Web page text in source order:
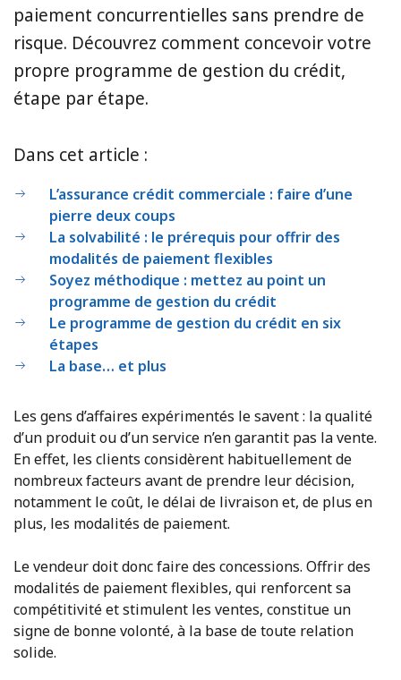
paiement concurrentielles sans prendre de
risque. Découvrez comment concevoir votre
propre programme de gestion du crédit,
étape par étape.
Dans cet article :
L’assurance crédit commerciale : faire d’une
pierre deux coups
La solvabilité : le prérequis pour offrir des
modalités de paiement flexibles
Soyez méthodique : mettez au point un
programme de gestion du crédit
Le programme de gestion du crédit en six
étapes
La base… et plus
Les gens d’affaires expérimentés le savent : la qualité
d’un produit ou d’un service n’en garantit pas la vente.
En effet, les clients considèrent habituellement de
nombreux facteurs avant de prendre leur décision,
notamment le coût, le délai de livraison et, de plus en
plus, les modalités de paiement.
Le vendeur doit donc faire des concessions. Offrir des
modalités de paiement flexibles, qui renforcent sa
compétitivité et stimulent les ventes, constitue un
signe de bonne volonté, à la base de toute relation
solide.